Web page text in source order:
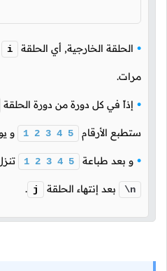
الحلقة الخارجية, أي الحلقة i
مرات.
إذاً في كل دورة من دورة الحلقة
ستطبع الأرقام 1 2 3 4 5 و
و بعد طباعة 1 2 3 4 5
\n بعد إنتهاء الحلقة j
.